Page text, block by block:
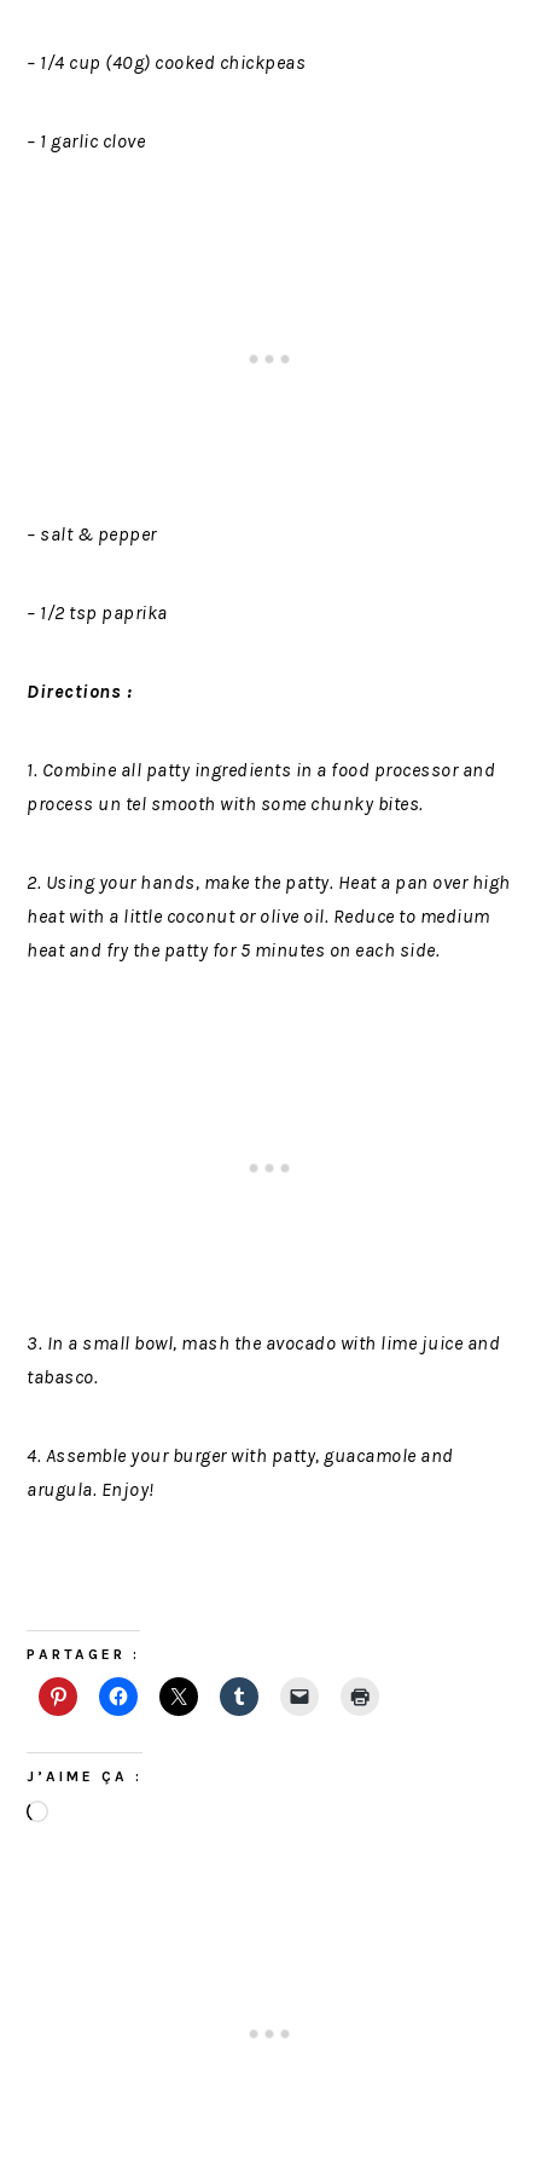
– 1/4 cup (40g) cooked chickpeas
– 1 garlic clove
– salt & pepper
– 1/2 tsp paprika
Directions :
1. Combine all patty ingredients in a food processor and
process un tel smooth with some chunky bites.
2. Using your hands, make the patty. Heat a pan over high
heat with a little coconut or olive oil. Reduce to medium
heat and fry the patty for 5 minutes on each side.
3. In a small bowl, mash the avocado with lime juice and
tabasco.
4. Assemble your burger with patty, guacamole and
arugula. Enjoy!
PARTAGER :
J’AIME ÇA :
Chargement…